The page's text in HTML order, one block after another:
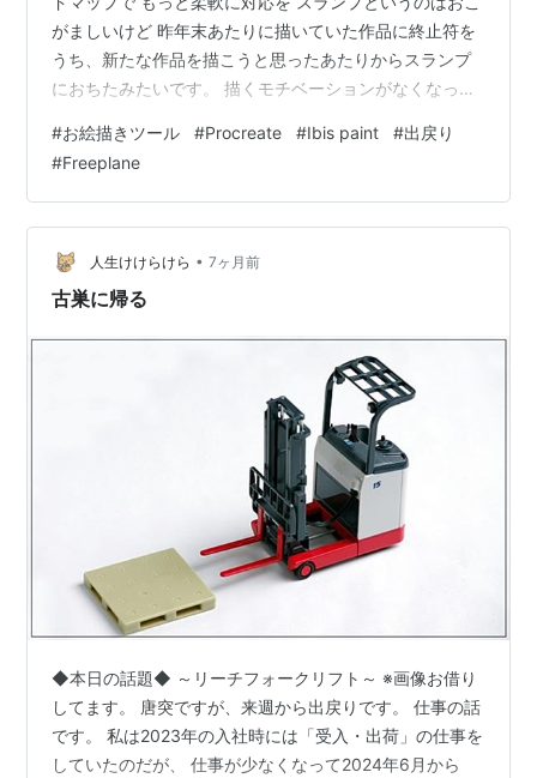
がましいけど 昨年末あたりに描いていた作品に終止符を
うち、新たな作品を描こうと思ったあたりからスランプ
におちたみたいです。 描くモチベーションがなくなって
なくなった感じです。 もともと描けるわけではないし普
通のことだけれど。 描くこと自体に興味が薄いのかもし
れません。 正直、他の人ほどの熱量はないかもしれない
です。 とはいえ、毎日と言っていいほど、もっとうまく
描けるようになるぞと、試行錯誤はしています。 その関
連で、他のアプリに手…
#お絵描きツール #Procreate #Ibis paint #出戻り
#Freeplane
人生けけらけら • 7ヶ月前
古巣に帰る
◆本日の話題◆ ～リーチフォークリフト～ ※画像お借り
してます。 唐突ですが、来週から出戻りです。 仕事の話
です。 私は2023年の入社時には「受入・出荷」の仕事を
していたのだが、 仕事が少なくなって2024年6月から